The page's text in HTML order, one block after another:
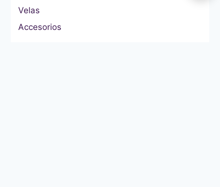
Velas
Accesorios